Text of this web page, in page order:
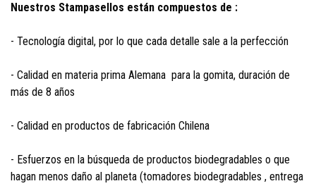
Nuestros Stampasellos están compuestos de :
- Tecnología digital, por lo que cada detalle sale a la perfección
- Calidad en materia prima Alemana para la gomita, duración de
más de 8 años
- Calidad en productos de fabricación Chilena
- Esfuerzos en la búsqueda de productos biodegradables o que
hagan menos daño al planeta (tomadores biodegradables , entrega